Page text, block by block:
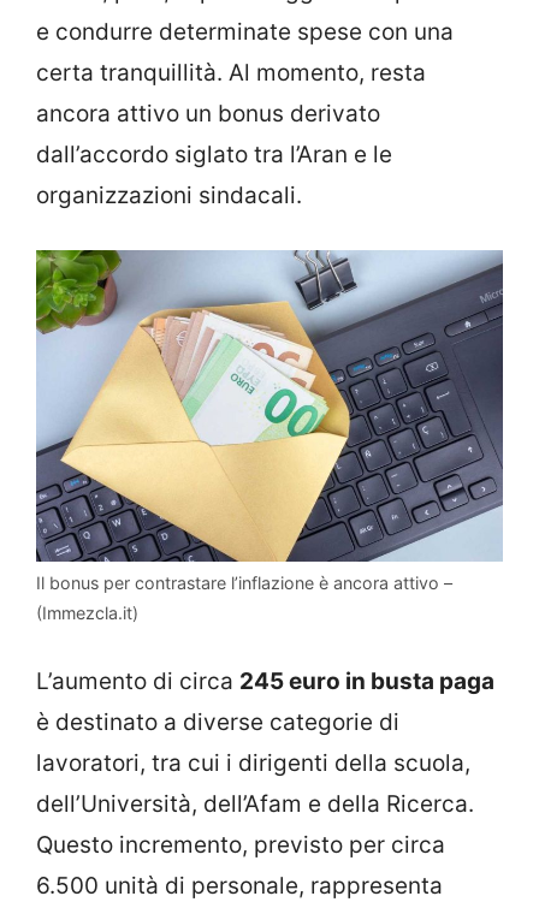
e condurre determinate spese con una
certa tranquillità. Al momento, resta
ancora attivo un bonus derivato
dall’accordo siglato tra l’Aran e le
organizzazioni sindacali.
Il bonus per contrastare l’inflazione è ancora attivo –
(Immezcla.it)
L’aumento di circa 245 euro in busta paga
è destinato a diverse categorie di
lavoratori, tra cui i dirigenti della scuola,
dell’Università, dell’Afam e della Ricerca.
Questo incremento, previsto per circa
6.500 unità di personale, rappresenta